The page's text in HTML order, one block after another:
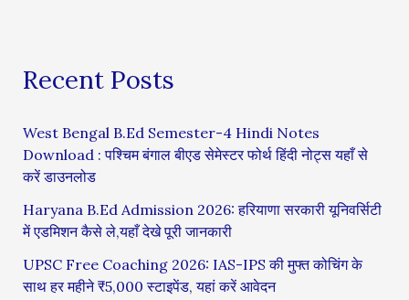
Recent Posts
West Bengal B.Ed Semester-4 Hindi Notes
Download : पश्चिम बंगाल बीएड सेमेस्टर फोर्थ हिंदी नोट्स यहाँ से
करें डाउनलोड
Haryana B.Ed Admission 2026: हरियाणा सरकारी यूनिवर्सिटी
में एडमिशन कैसे ले,यहाँ देखे पूरी जानकारी
UPSC Free Coaching 2026: IAS-IPS की मुफ्त कोचिंग के
साथ हर महीने ₹5,000 स्टाइपेंड, यहां करें आवेदन